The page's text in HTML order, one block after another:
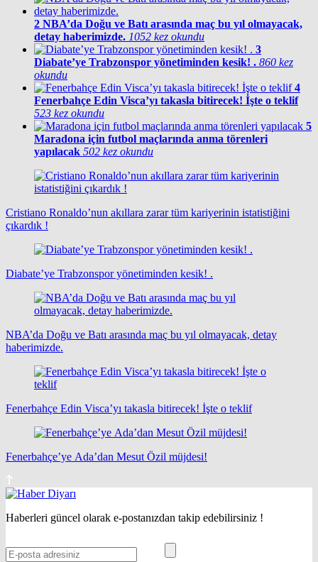
2 NBA’da Doğu ve Batı arasında maç bu yıl olmayacak,
detay haberimizde. 1052 kez okundu
3
Diabate’ye Trabzonspor yönetiminden kesik! . 860 kez
okundu
4
Fenerbahçe Edin Visca’yı takasla bitirecek! İşte o teklif
523 kez okundu
5
Maradona için futbol maçlarında anma törenleri
yapılacak 502 kez okundu
Cristiano Ronaldo’nun akıllara zarar tüm kariyerinin istatistiğini
çıkardık !
Diabate’ye Trabzonspor yönetiminden kesik! .
NBA’da Doğu ve Batı arasında maç bu yıl olmayacak, detay
haberimizde.
Fenerbahçe Edin Visca’yı takasla bitirecek! İşte o teklif
Fenerbahçe’ye Ada’dan Mesut Özil müjdesi!
Haberleri güncel olarak e-postanızdan takip edebilirsiniz !